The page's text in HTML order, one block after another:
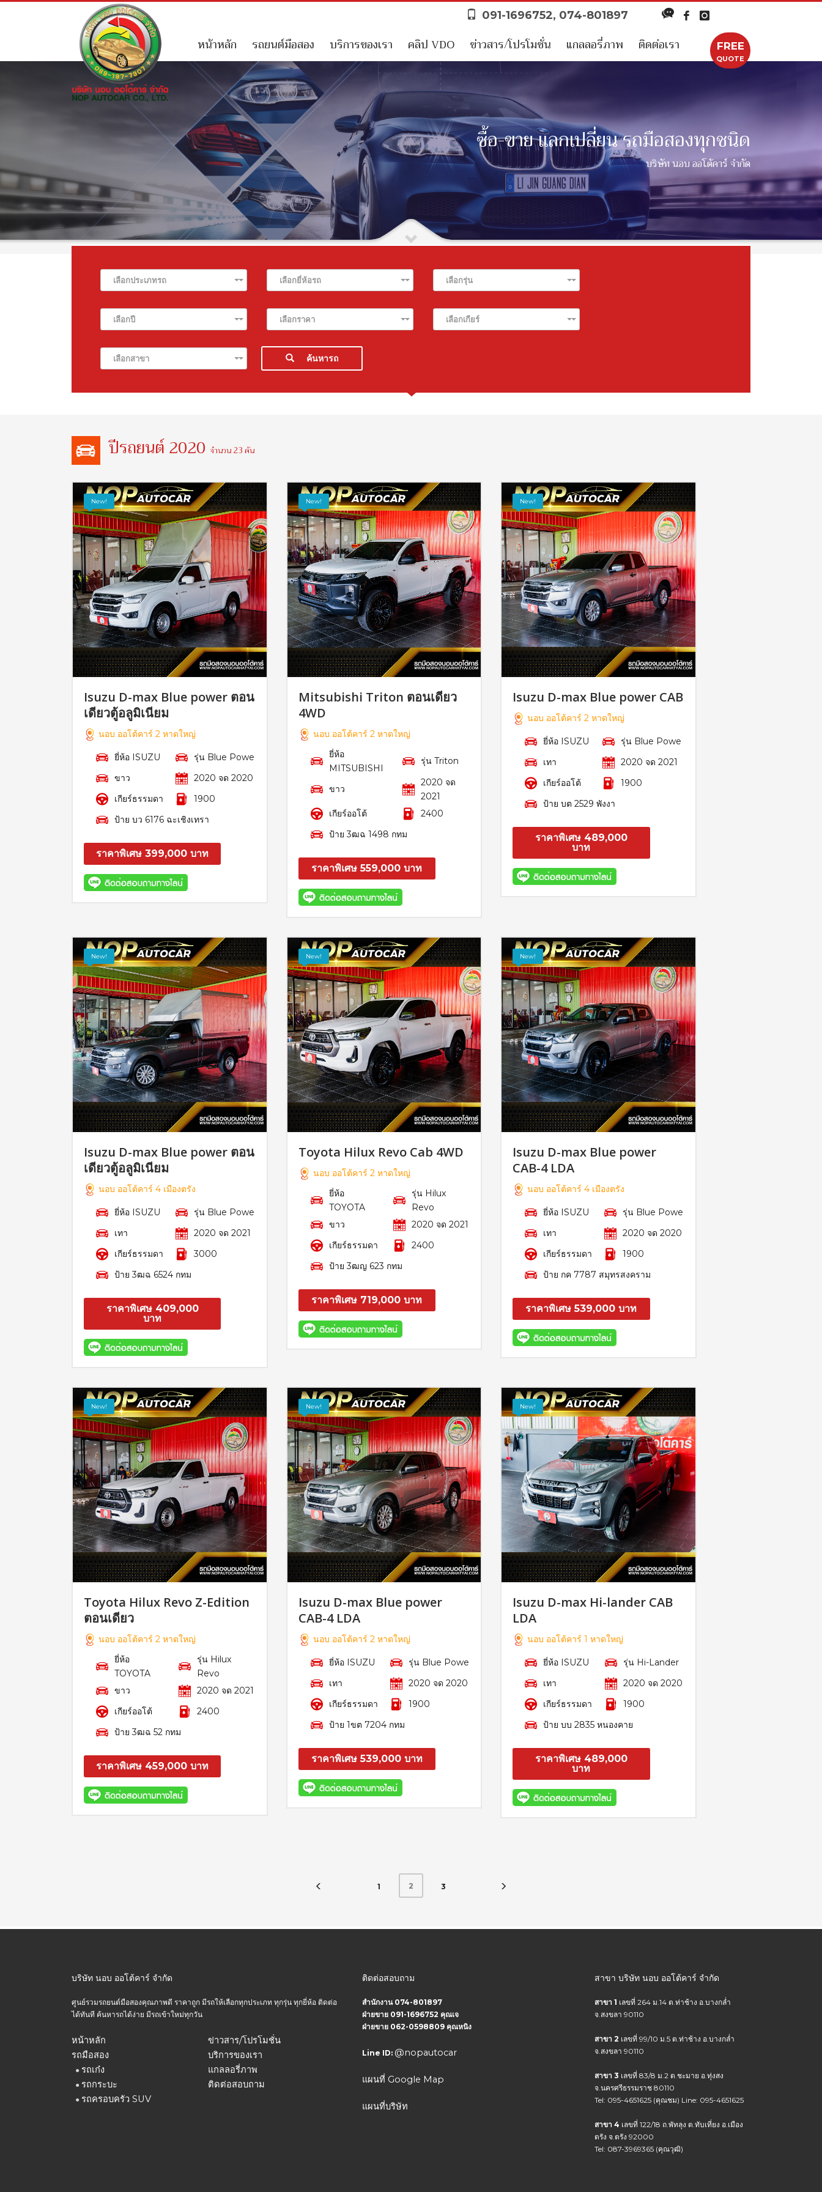
091-1696752, 074-801897
FREE
QUOTE
หน้าหลัก รถยนต์มือสอง บริการของเรา คลิป VDO ข่าวสาร/โปรโมชั่น แกลลอรี่ภาพ ติดต่อเรา
ซื้อ-ขาย แลกเปลี่ยน รถมือสองทุกชนิด
บริษัท นอบ ออโต้คาร์ จำกัด
เลือกประเภทรถ เลือกยี่ห้อรถ เลือกรุ่น
เลือกปี เลือกราคา เลือกเกียร์
เลือกสาขา ค้นหารถ
ปีรถยนต์ 2020 จำนวน 23 คัน
New!
Isuzu D-max Blue power ตอน
เดียวตู้อลูมิเนียม
นอบ ออโต้คาร์ 2 หาดใหญ่
ยี่ห้อ ISUZU
รุ่น Blue Powe
ขาว
2020 จด 2020
เกียร์ธรรมดา
1900
ป้าย บว 6176 ฉะเชิงเทรา
ราคาพิเศษ 399,000 บาท
New!
Mitsubishi Triton ตอนเดียว
4WD
นอบ ออโต้คาร์ 2 หาดใหญ่
ยี่ห้อ
MITSUBISHI
รุ่น Triton
ขาว
2020 จด
2021
เกียร์ออโต้
2400
ป้าย 3ฒฉ 1498 กทม
ราคาพิเศษ 559,000 บาท
New!
Isuzu D-max Blue power CAB
นอบ ออโต้คาร์ 2 หาดใหญ่
ยี่ห้อ ISUZU
รุ่น Blue Powe
เทา
2020 จด 2021
เกียร์ออโต้
1900
ป้าย บต 2529 พังงา
ราคาพิเศษ 489,000
บาท
New!
Isuzu D-max Blue power ตอน
เดียวตู้อลูมิเนียม
นอบ ออโต้คาร์ 4 เมืองตรัง
ยี่ห้อ ISUZU
รุ่น Blue Powe
เทา
2020 จด 2021
เกียร์ธรรมดา
3000
ป้าย 3ฒฉ 6524 กทม
ราคาพิเศษ 409,000
บาท
New!
Toyota Hilux Revo Cab 4WD
นอบ ออโต้คาร์ 2 หาดใหญ่
ยี่ห้อ
TOYOTA
รุ่น Hilux
Revo
ขาว
2020 จด 2021
เกียร์ธรรมดา
2400
ป้าย 3ฒญ 623 กทม
ราคาพิเศษ 719,000 บาท
New!
Isuzu D-max Blue power
CAB-4 LDA
นอบ ออโต้คาร์ 4 เมืองตรัง
ยี่ห้อ ISUZU
รุ่น Blue Powe
เทา
2020 จด 2020
เกียร์ธรรมดา
1900
ป้าย กค 7787 สมุทรสงคราม
ราคาพิเศษ 539,000 บาท
New!
Toyota Hilux Revo Z-Edition
ตอนเดียว
นอบ ออโต้คาร์ 2 หาดใหญ่
ยี่ห้อ
TOYOTA
รุ่น Hilux
Revo
ขาว
2020 จด 2021
เกียร์ออโต้
2400
ป้าย 3ฒฉ 52 กทม
ราคาพิเศษ 459,000 บาท
New!
Isuzu D-max Blue power
CAB-4 LDA
นอบ ออโต้คาร์ 2 หาดใหญ่
ยี่ห้อ ISUZU
รุ่น Blue Powe
เทา
2020 จด 2020
เกียร์ธรรมดา
1900
ป้าย 1ขต 7204 กทม
ราคาพิเศษ 539,000 บาท
New!
Isuzu D-max Hi-lander CAB
LDA
นอบ ออโต้คาร์ 1 หาดใหญ่
ยี่ห้อ ISUZU
รุ่น Hi-Lander
เทา
2020 จด 2020
เกียร์ธรรมดา
1900
ป้าย บบ 2835 หนองคาย
ราคาพิเศษ 489,000
บาท
1 2 3
บริษัท นอบ ออโต้คาร์ จำกัด
ศูนย์รวมรถยนต์มือสองคุณภาพดี ราคาถูก มีรถให้เลือกทุกประเภท ทุกรุ่น ทุกยี่ห้อ ติดต่อ
ได้ทันที ค้นหารถได้ง่าย มีรถเข้าใหม่ทุกวัน
หน้าหลัก
ข่าวสาร/โปรโมชั่น
รถมือสอง
● รถเก๋ง
● รถกระบะ
● รถครอบครัว SUV
บริการของเรา
แกลลอรี่ภาพ
ติดต่อสอบถาม
ติดต่อสอบถาม
สำนักงาน 074-801897
ฝ่ายขาย 091-1696752 คุณเจ
ฝ่ายขาย 062-0598809 คุณหนิง
Line ID: @nopautocar
แผนที่ Google Map
แผนที่บริษัท
สาขา บริษัท นอบ ออโต้คาร์ จำกัด
สาขา 1 เลขที่ 264 ม.14 ต.ท่าช้าง อ.บางกล่ำ
จ.สงขลา 90110
สาขา 2 เลขที่ 99/10 ม.5 ต.ท่าช้าง อ.บางกล่ำ
จ.สงขลา 90110
สาขา 3 เลขที่ 83/8 ม.2 ต.ชะมาย อ.ทุ่งสง
จ.นครศรีธรรมราช 80110
Tel: 095-4651625 (คุณชม) Line: 095-4651625
สาขา 4 เลขที่ 122/18 ถ.พัทลุง ต.ทับเที่ยง อ.เมือง
ตรัง จ.ตรัง 92000
Tel: 087-3969365 (คุณวุฒิ)